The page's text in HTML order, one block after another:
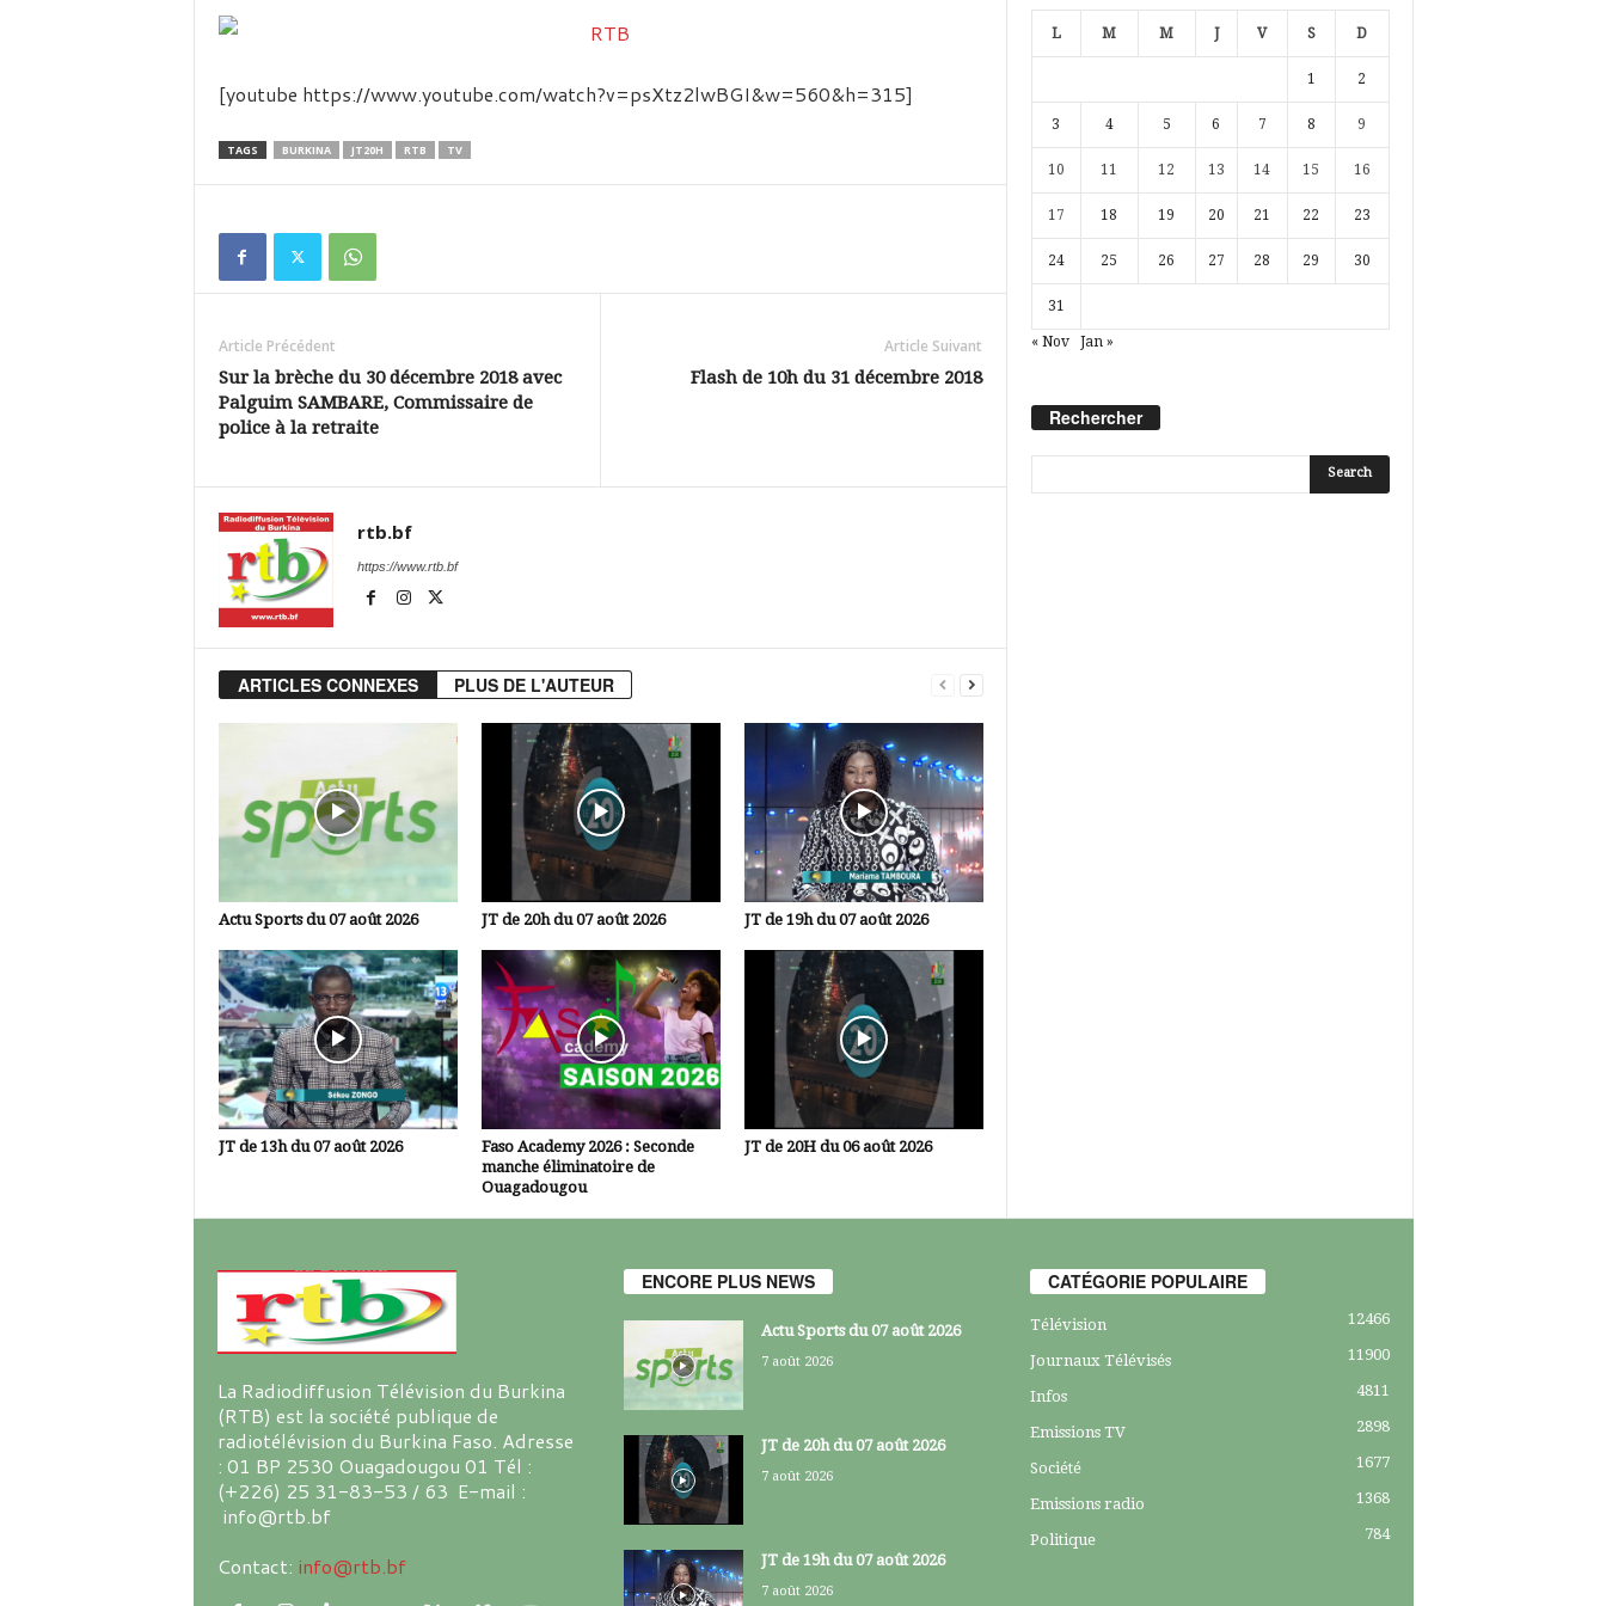
d
k
[youtube https://www.youtube.com/watch?v=psXtz2lwBGI&w=560&h=315]
TAGS BURKINA JT20H RTB TV
Article Précédent
Sur la brèche du 30 décembre 2018 avec
Palguim SAMBARE, Commissaire de
police à la retraite
Article Suivant
Flash de 10h du 31 décembre 2018
rtb.bf
https://www.rtb.bf
ARTICLES CONNEXES PLUS DE L'AUTEUR
Actu Sports du 07 août 2026 JT de 20h du 07 août 2026 JT de 19h du 07 août 2026
JT de 13h du 07 août 2026
Faso Academy 2026 : Seconde
manche éliminatoire de
Ouagadougou
JT de 20H du 06 août 2026
L M M J V S D
1 2
3 4 5 6 7 8 9
10 11 12 13 14 15 16
17 18 19 20 21 22 23
24 25 26 27 28 29 30
31
« Nov Jan »
Rechercher
La Radiodiffusion Télévision du Burkina
(RTB) est la société publique de
radiotélévision du Burkina Faso. Adresse
: 01 BP 2530 Ouagadougou 01 Tél :
(+226) 25 31-83-53 / 63 E-mail :
info@rtb.bf
Contact: info@rtb.bf
ENCORE PLUS NEWS
Actu Sports du 07 août 2026
7 août 2026
JT de 20h du 07 août 2026
7 août 2026
JT de 19h du 07 août 2026
7 août 2026
CATÉGORIE POPULAIRE
Télévision 12466
Journaux Télévisés 11900
Infos 4811
Emissions TV 2898
Société 1677
Emissions radio 1368
Politique 784